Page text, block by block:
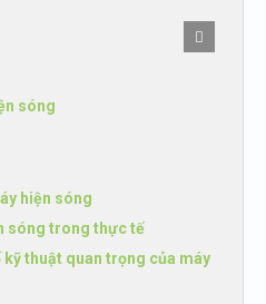
sóng
hiện sóng
sóng trong thực tế
thuật quan trọng của máy